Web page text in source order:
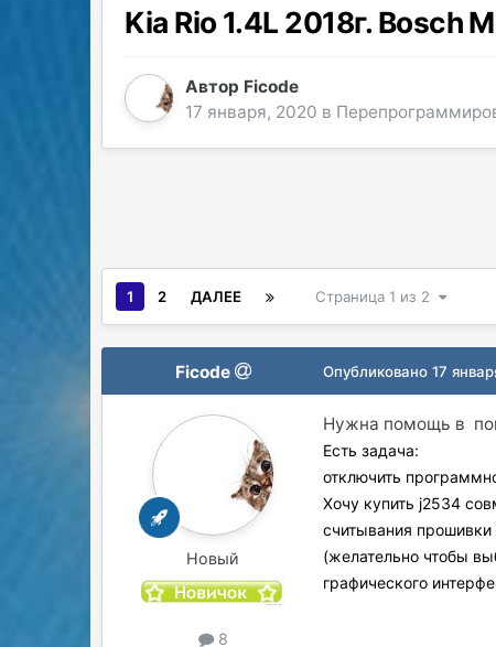
Kia Rio 1.4L 2018г. Bosch
Автор Ficode
17 января, 2020 в
1 2 ДАЛЕЕ Страница 1 из 2
Ficode
Новый
8
Опубликовано17
Нужна помощь в
Есть задача:
отключить
Хочу купить j2534
считывания прошивки
(желательно чтобы
графического